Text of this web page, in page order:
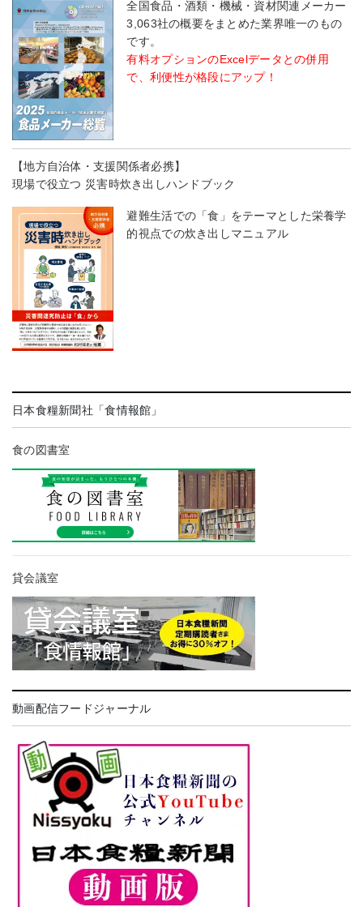
全国食品・酒類・機械・資材関連メーカー
3,063社の概要をまとめた業界唯一のもの
です。
有料オプションのExcelデータとの併用
で、利便性が格段にアップ！
【地方自治体・支援関係者必携】
現場で役立つ 災害時炊き出しハンドブック
避難生活での「食」をテーマとした栄養学
的視点での炊き出しマニュアル
日本食糧新聞社「食情報館」
食の図書室
貸会議室
動画配信フードジャーナル